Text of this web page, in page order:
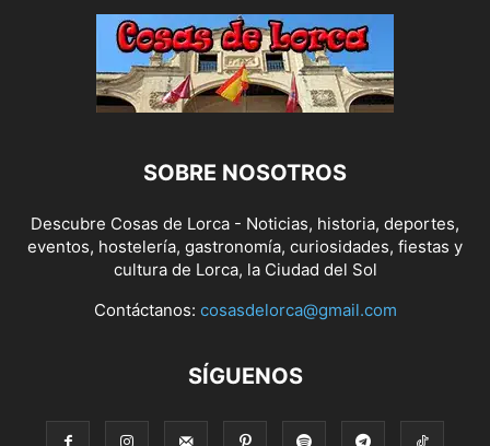
SOBRE NOSOTROS
Descubre Cosas de Lorca - Noticias, historia, deportes,
eventos, hostelería, gastronomía, curiosidades, fiestas y
cultura de Lorca, la Ciudad del Sol
Contáctanos: cosasdelorca@gmail.com
SÍGUENOS